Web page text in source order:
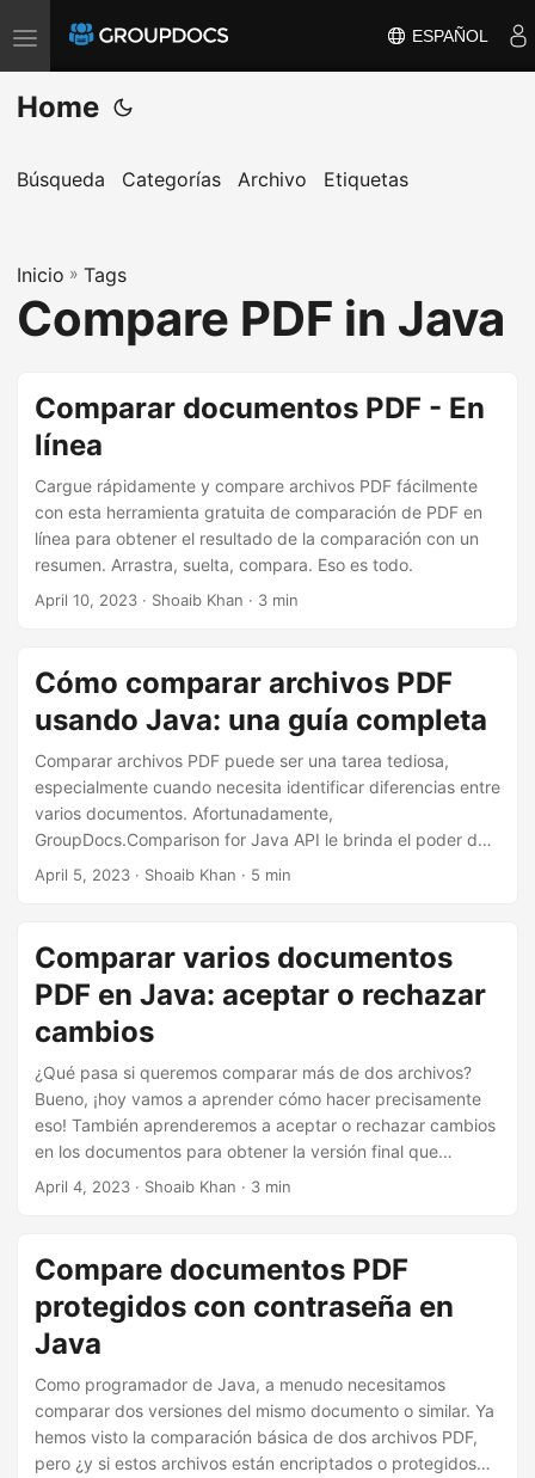
T
o
g
l
a
v
i
o
ESPAÑOL
Home
Búsqueda Categorías Archivo Etiquetas
Inicio » Tags
Compare PDF in Java
Comparar documentos PDF - En
línea
Cargue rápidamente y compare archivos PDF fácilmente
con esta herramienta gratuita de comparación de PDF en
línea para obtener el resultado de la comparación con un
resumen. Arrastra, suelta, compara. Eso es todo.
April 10, 2023 · Shoaib Khan · 3 min
Cómo comparar archivos PDF
usando Java: una guía completa
Comparar archivos PDF puede ser una tarea tediosa,
especialmente cuando necesita identificar diferencias entre
varios documentos. Afortunadamente,
GroupDocs.Comparison for Java API le brinda el poder de
comparar archivos PDF mediante programación. En este
archivos PDF protegidos con contraseña. También
demostraremos cómo comparar más de dos archivos PDF
y cómo aceptar o rechazar cualquiera de los cambios
identificados.
April 5, 2023 · Shoaib Khan · 5 min
Comparar varios documentos
PDF en Java: aceptar o rechazar
cambios
¿Qué pasa si queremos comparar más de dos archivos?
Bueno, ¡hoy vamos a aprender cómo hacer precisamente
eso! También aprenderemos a aceptar o rechazar cambios
en los documentos para obtener la versión final que
queremos.
April 4, 2023 · Shoaib Khan · 3 min
Compare documentos PDF
protegidos con contraseña en
Java
Como programador de Java, a menudo necesitamos
comparar dos versiones del mismo documento o similar. Ya
hemos visto la comparación básica de dos archivos PDF,
pero ¿y si estos archivos están encriptados o protegidos